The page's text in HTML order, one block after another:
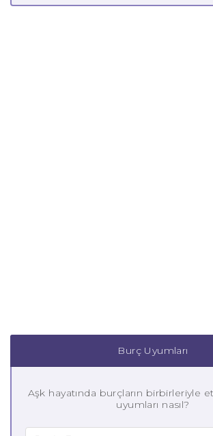
Burç Uyumları
Aşk hayatında burçların birbirleriyle
uyumları nasıl?